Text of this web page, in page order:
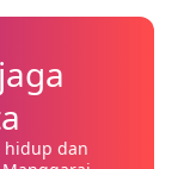
hidup dan